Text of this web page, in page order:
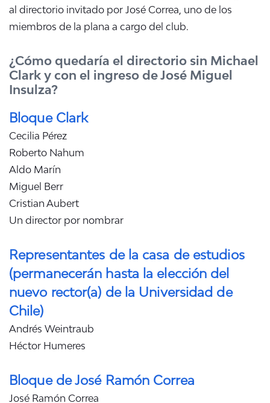
al directorio invitado por José Correa, uno de los
miembros de la plana a cargo del club.
¿Cómo quedaría el directorio sin Michael
Clark y con el ingreso de José Miguel
Insulza?
Bloque Clark
Cecilia Pérez
Roberto Nahum
Aldo Marín
Miguel Berr
Cristian Aubert
Un director por nombrar
Representantes de la casa de estudios
(permanecerán hasta la elección del
nuevo rector(a) de la Universidad de
Chile)
Andrés Weintraub
Héctor Humeres
Bloque de José Ramón Correa
José Ramón Correa